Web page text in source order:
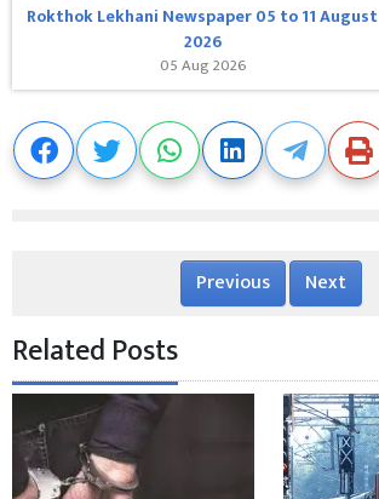
Rokthok Lekhani Newspaper 05 to 11 August
2026
05 Aug 2026
Previous Next
Related Posts